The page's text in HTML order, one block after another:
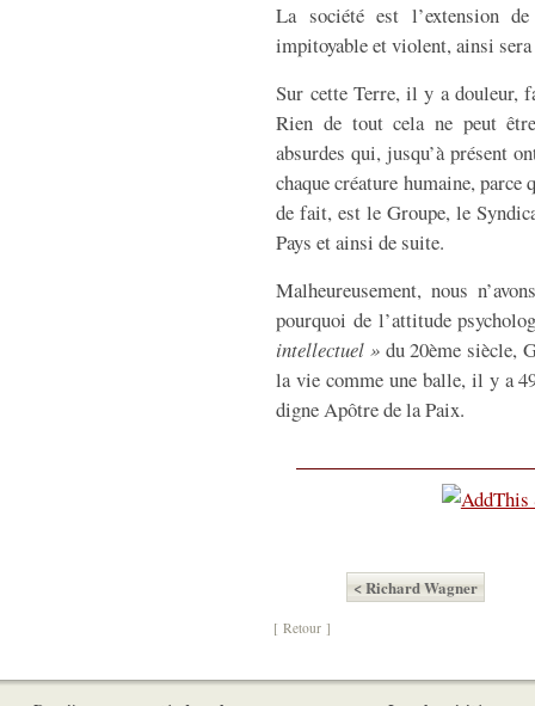
La société est l’extension
impitoyable et violent, ainsi
Sur cette Terre, il y a douleur,
Rien de tout cela ne peut
absurdes qui, jusqu’à présent
chaque créature humaine, parce
de fait, est le Groupe, le
Pays et ainsi de suite.
Malheureusement, nous
pourquoi de l’attitude
intellectuel » du 20ème siècle,
la vie comme une balle, il y a
digne Apôtre de la Paix.
< Richard Wagner
[ Retour ]